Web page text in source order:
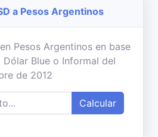
a Pesos Argentinos
Pesos Argentinos en base
Blue o Informal del
de 2012
Calcular